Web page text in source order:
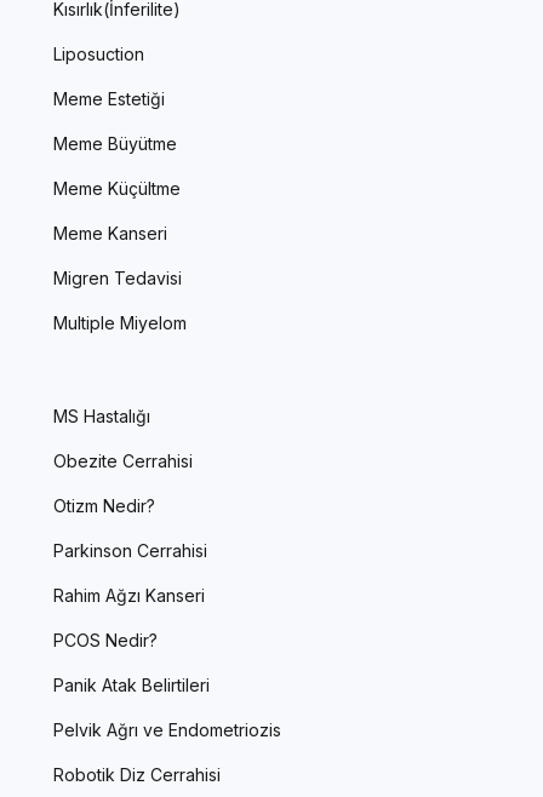
Kısırlık(İnferilite)
Liposuction
Meme Estetiği
Meme Büyütme
Meme Küçültme
Meme Kanseri
Migren Tedavisi
Multiple Miyelom
MS Hastalığı
Obezite Cerrahisi
Otizm Nedir?
Parkinson Cerrahisi
Rahim Ağzı Kanseri
PCOS Nedir?
Panik Atak Belirtileri
Pelvik Ağrı ve Endometriozis
Robotik Diz Cerrahisi